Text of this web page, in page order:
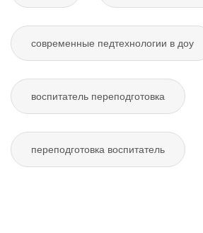
современные педтехнологии в доу
воспитатель переподготовка
переподготовка воспитатель